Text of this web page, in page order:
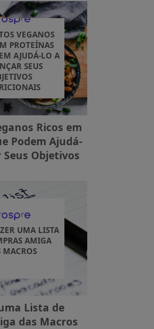
VEGANOS
PROTEÍNAS
AJUDÁ-LO A
SEUS
Ricos em
Podem Ajudá-
Objetivos
UMA LISTA
AMIGA
MACROS
Lista de
das Macros